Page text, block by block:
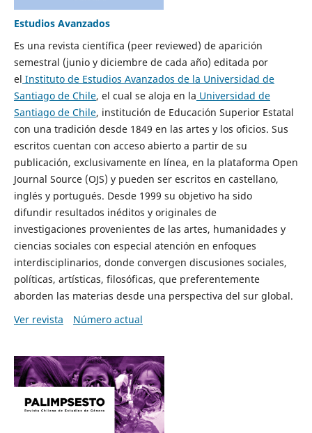
Estudios Avanzados
Es una revista científica (peer reviewed) de aparición
semestral (junio y diciembre de cada año) editada por
el Instituto de Estudios Avanzados de la Universidad de
Santiago de Chile, el cual se aloja en la Universidad de
Santiago de Chile, institución de Educación Superior Estatal
con una tradición desde 1849 en las artes y los oficios. Sus
escritos cuentan con acceso abierto a partir de su
publicación, exclusivamente en línea, en la plataforma Open
Journal Source (OJS) y pueden ser escritos en castellano,
inglés y portugués. Desde 1999 su objetivo ha sido
difundir resultados inéditos y originales de
investigaciones provenientes de las artes, humanidades y
ciencias sociales con especial atención en enfoques
interdisciplinarios, donde convergen discusiones sociales,
políticas, artísticas, filosóficas, que preferentemente
aborden las materias desde una perspectiva del sur global.
Ver revista
Número actual